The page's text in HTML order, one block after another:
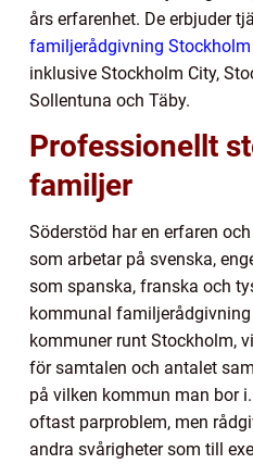
års erfarenhet. De erbjuder
familjerådgivning Stockholm
inklusive Stockholm City,
Sollentuna och Täby.
Professionellt
familjer
Söderstöd har en erfaren
som arbetar på svenska,
som spanska, franska och
kommunal
kommuner runt Stockholm,
för samtalen och antalet
på vilken kommun man bor
oftast parproblem, men
andra svårigheter som till